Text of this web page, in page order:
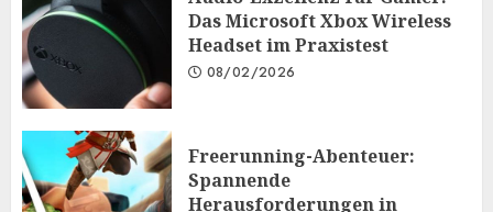
Das Microsoft Xbox Wireless
Headset im Praxistest
08/02/2026
Freerunning-Abenteuer:
Spannende
Herausforderungen in